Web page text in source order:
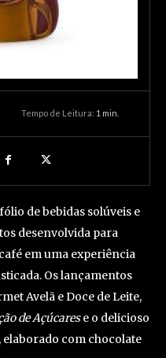
Tempo de Leitura: 1 min.
de bebidas solúveis e
desenvolvida para
em uma experiência
Os lançamentos
Avelã e Doce de Leite,
de Açúcarese o delicioso
com chocolate